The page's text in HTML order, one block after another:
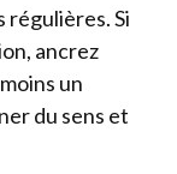
Si
ancrez
un
du sens et